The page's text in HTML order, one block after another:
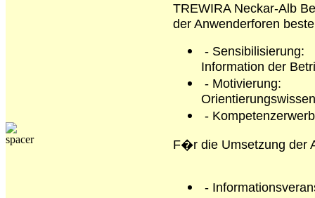
TREWIRA Neckar-Alb
der Anwenderforen
- Sensibilisierung:
Information der
- Motivierung:
Orientierungswissen
-
F�r die Umsetzung der
-